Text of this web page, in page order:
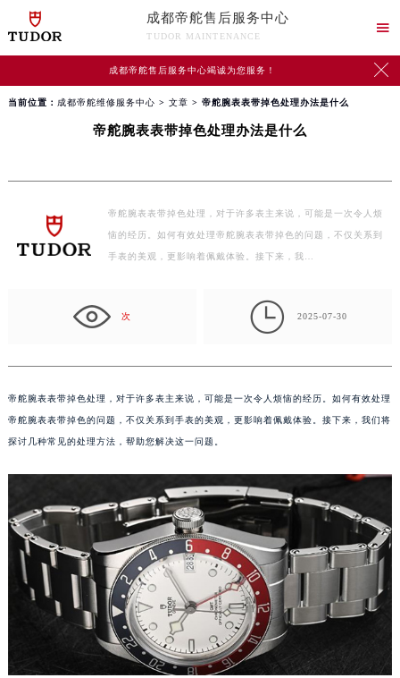
成都帝舵售后服务中心
TUDOR MAINTENANCE

成都帝舵售后服务中心竭诚为您服务！ 
当前位置： 成都帝舵维修服务中心 > 文章 > 帝舵腕表表带掉色处理办法是什么
帝舵腕表表带掉色处理办法是什么
帝舵腕表表带掉色处理，对于许多表主来说，可能是一次令人烦
恼的经历。如何有效处理帝舵腕表表带掉色的问题，不仅关系到
手表的美观，更影响着佩戴体验。接下来，我…
次  2025-07-30
帝舵腕表表带掉色处理，对于许多表主来说，可能是一次令人烦恼的经历。如何有效处理
帝舵腕表表带掉色的问题，不仅关系到手表的美观，更影响着佩戴体验。接下来，我们将
探讨几种常见的处理方法，帮助您解决这一问题。